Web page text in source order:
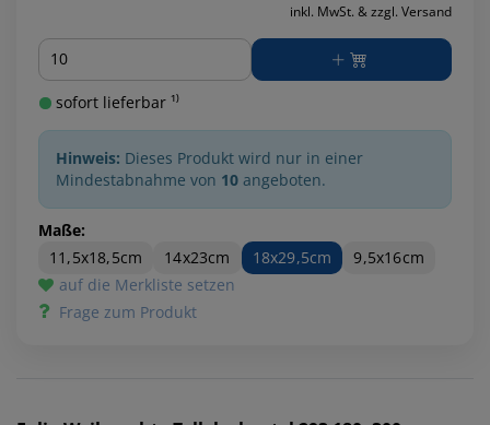
inkl. MwSt. & zzgl. Versand
Menge
sofort lieferbar ¹⁾
Hinweis: Dieses Produkt wird nur in einer
Mindestabnahme von 10 angeboten.
Maße:
11,5x18,5cm
14x23cm 18x29,5cm
9,5x16cm
auf die Merkliste setzen
Frage zum Produkt